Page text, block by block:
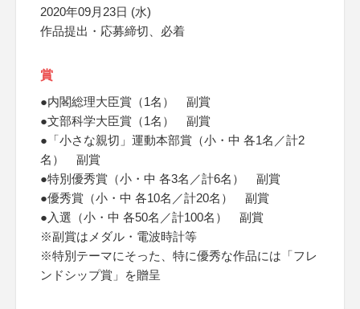
2020年09月23日 (水)
作品提出・応募締切、必着
賞
●内閣総理大臣賞（1名） 副賞
●文部科学大臣賞（1名） 副賞
●「小さな親切」運動本部賞（小・中 各1名／計2
名） 副賞
●特別優秀賞（小・中 各3名／計6名） 副賞
●優秀賞（小・中 各10名／計20名） 副賞
●入選（小・中 各50名／計100名） 副賞
※副賞はメダル・電波時計等
※特別テーマにそった、特に優秀な作品には「フレ
ンドシップ賞」を贈呈